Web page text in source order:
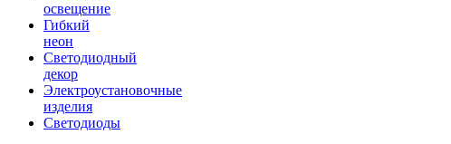
освещение
Гибкий
неон
Светодиодный
декор
Электроустановочные
изделия
Светодиоды